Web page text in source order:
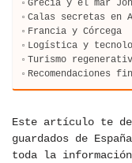
Grecia y el mar
Calas secretas en
Francia y Córcega
Logística y
Turismo
Recomendaciones
Este artículo te
guardados de
toda la